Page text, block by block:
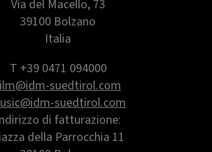
Via del Macello, 73
39100 Bolzano
Italia
T +39 0471 094000
suedtirol.com
suedtirol.com
di fatturazione:
della Parrocchia 11